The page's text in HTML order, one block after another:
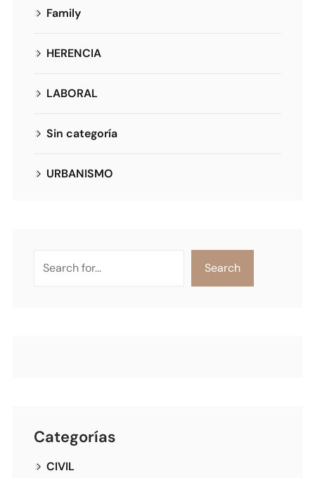
Family
HERENCIA
LABORAL
Sin categoría
URBANISMO
Search
Categorías
CIVIL